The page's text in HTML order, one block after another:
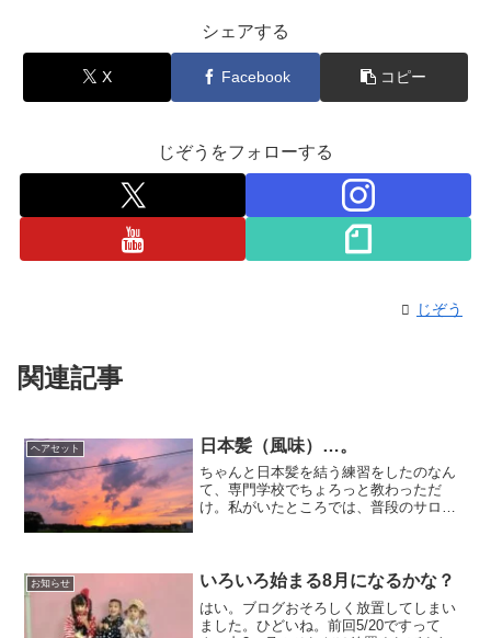
シェアする
X Facebook コピー
じぞうをフォローする
じぞう
関連記事
ヘアセット 日本髪（風味）…。
ちゃんと日本髪を結う練習をしたのなん
て、専門学校でちょろっと教わっただ
け。私がいたところでは、普段のサロン
髪風に仕上げることがある。...
お知らせ いろいろ始まる8月になるかな？
はい。ブログおそろしく放置してしまい
ました。ひどいね。前回5/20ですって